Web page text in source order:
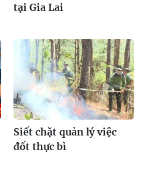
tại Gia Lai
Siết chặt quản lý việc
đốt thực bì